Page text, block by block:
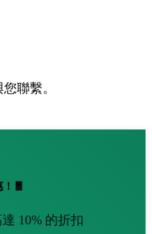
聯繫。
🧧
10% 的折扣